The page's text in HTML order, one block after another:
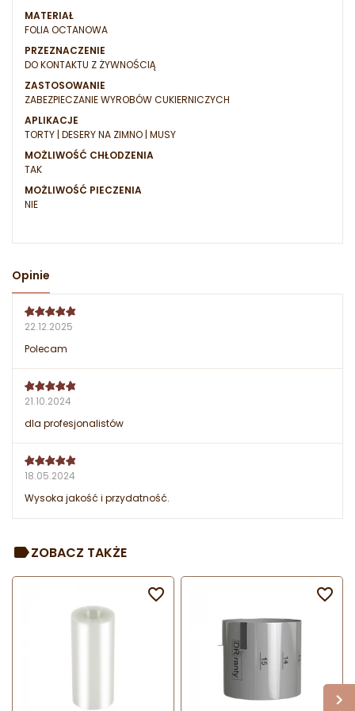
MATERIAŁ
FOLIA OCTANOWA
PRZEZNACZENIE
DO KONTAKTU Z ŻYWNOŚCIĄ
ZASTOSOWANIE
ZABEZPIECZANIE WYROBÓW CUKIERNICZYCH
APLIKACJE
TORTY | DESERY NA ZIMNO | MUSY
MOŻLIWOŚĆ CHŁODZENIA
TAK
MOŻLIWOŚĆ PIECZENIA
NIE
Opinie
22.12.2025
Polecam
21.10.2024
dla profesjonalistów
18.05.2024
Wysoka jakość i przydatność.
ZOBACZ TAKŻE
 